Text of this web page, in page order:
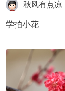
秋风有点凉
学拍小花